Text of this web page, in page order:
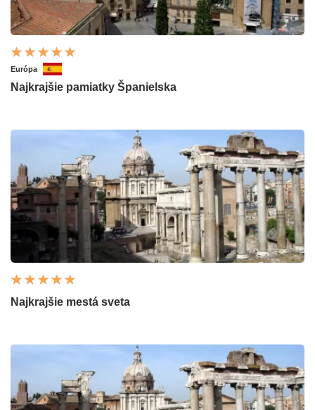
Európa
Najkrajšie pamiatky Španielska
Najkrajšie mestá sveta